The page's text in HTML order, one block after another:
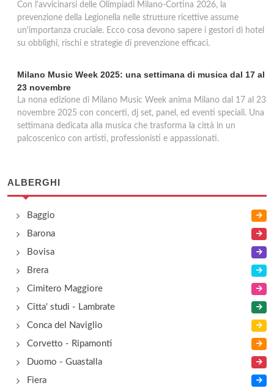
Con l'avvicinarsi delle Olimpiadi Milano-Cortina 2026, la
prevenzione della Legionella nelle strutture ricettive assume
un'importanza cruciale. Ecco cosa devono sapere i gestori di hotel
su obblighi, rischi e strategie di prevenzione efficaci.
Milano Music Week 2025: una settimana di musica dal 17 al
23 novembre
La nona edizione di Milano Music Week anima Milano dal 17 al 23
novembre 2025 con concerti, dj set, panel, ed eventi speciali. Una
settimana dedicata alla musica che trasforma la città in un
palcoscenico con artisti, professionisti e appassionati.
ALBERGHI
Baggio
Barona
Bovisa
Brera
Cimitero Maggiore
Citta' studi - Lambrate
Conca del Naviglio
Corvetto - Ripamonti
Duomo - Guastalla
Fiera